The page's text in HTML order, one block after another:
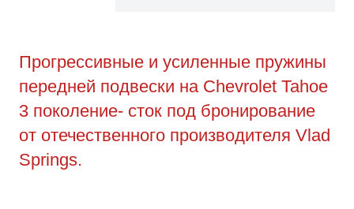
Прогрессивные и усиленные пружины
передней подвески на Chevrolet Tahoe
3 поколение- сток под бронирование
от отечественного производителя Vlad
Springs.